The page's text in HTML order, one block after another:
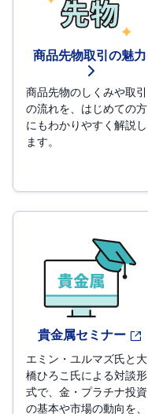
商品先物取引の魅力
商品先物のしくみや取引
の流れを、はじめての方
にもわかりやすく解説し
ます。
貴金属セミナー
エミン・ユルマズ氏と大
橋ひろこ氏による対談形
式で、金・プラチナ投資
の基本や市場の動向を、